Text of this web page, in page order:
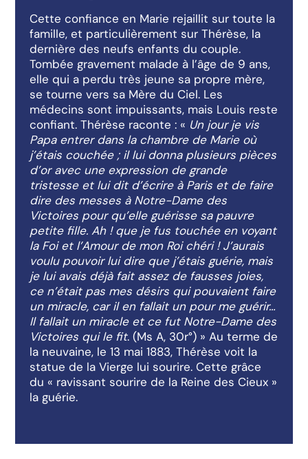
Cette confiance en Marie rejaillit sur toute la
famille, et particulièrement sur Thérèse, la
dernière des neufs enfants du couple.
Tombée gravement malade à l’âge de 9 ans,
elle qui a perdu très jeune sa propre mère,
se tourne vers sa Mère du Ciel. Les
médecins sont impuissants, mais Louis reste
confiant. Thérèse raconte : « Un jour je vis
Papa entrer dans la chambre de Marie où
j’étais couchée ; il lui donna plusieurs pièces
d’or avec une expression de grande
tristesse et lui dit d’écrire à Paris et de faire
dire des messes à Notre-Dame des
Victoires pour qu’elle guérisse sa pauvre
petite fille. Ah ! que je fus touchée en voyant
la Foi et l’Amour de mon Roi chéri ! J’aurais
voulu pouvoir lui dire que j’étais guérie, mais
je lui avais déjà fait assez de fausses joies,
ce n’était pas mes désirs qui pouvaient faire
un miracle, car il en fallait un pour me guérir…
Il fallait un miracle et ce fut Notre-Dame des
Victoires qui le fit. (Ms A, 30r°) » Au terme de
la neuvaine, le 13 mai 1883, Thérèse voit la
statue de la Vierge lui sourire. Cette grâce
du « ravissant sourire de la Reine des Cieux »
la guérie.